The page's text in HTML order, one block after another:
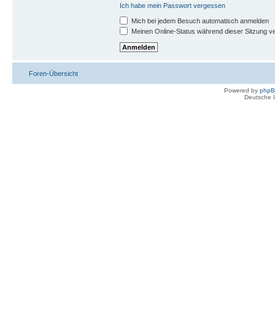
Ich habe mein Passwort vergessen
Mich bei jedem Besuch automatisch anmelden
Meinen Online-Status während dieser Sitzung
Foren-Übersicht
Powered by
Deutsche